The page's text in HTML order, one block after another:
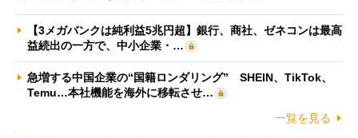
【3メガバンクは純利益5兆円超】銀行、商社、ゼネコンは最高
益続出の一方で、中小企業・…
急増する中国企業の“国籍ロンダリング” SHEIN、TikTok、
Temu…本社機能を海外に移転させ…
一覧を見る